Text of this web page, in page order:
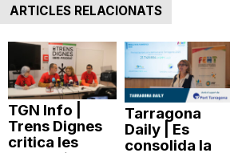
ARTICLES RELACIONATS
TGN Info |
Trens Dignes
critica les
Tarragona
Daily | Es
consolida la